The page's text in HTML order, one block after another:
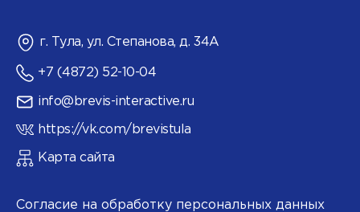
г. Тула, ул. Степанова, д. 34А
+7 (4872) 52-10-04
info@brevis-interactive.ru
https://vk.com/brevistula
Карта сайта
Согласие на обработку персональных данных